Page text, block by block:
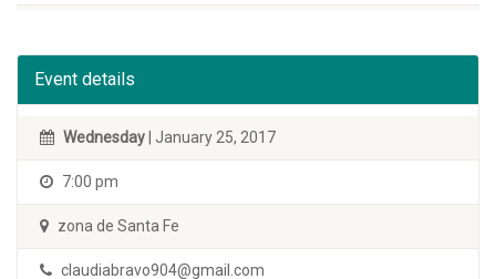
Event details
Wednesday | January 25, 2017
7:00 pm
zona de Santa Fe
claudiabravo904@gmail.com